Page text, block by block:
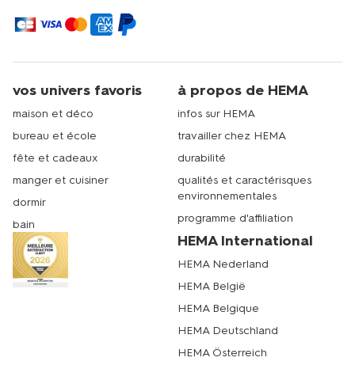
vos univers favoris
maison et déco
bureau et école
fête et cadeaux
manger et cuisiner
dormir
bain
à propos de HEMA
infos sur HEMA
travailler chez HEMA
durabilité
qualités et caractérisques
environnementales
programme d'affiliation
HEMA International
HEMA Nederland
HEMA België
HEMA Belgique
HEMA Deutschland
HEMA Österreich